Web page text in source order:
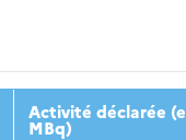
2018
Activité déclarée
MBq)